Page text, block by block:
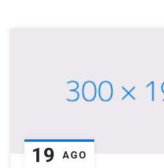
19 AGO